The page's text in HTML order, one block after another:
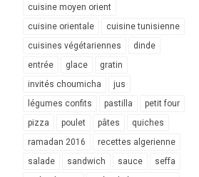
cuisine moyen orient
cuisine orientale
cuisine tunisienne
cuisines végétariennes
dinde
entrée
glace
gratin
invités choumicha
jus
légumes confits
pastilla
petit four
pizza
poulet pâtes
quiches
ramadan 2016
recettes algerienne
salade
sandwich sauce
seffa